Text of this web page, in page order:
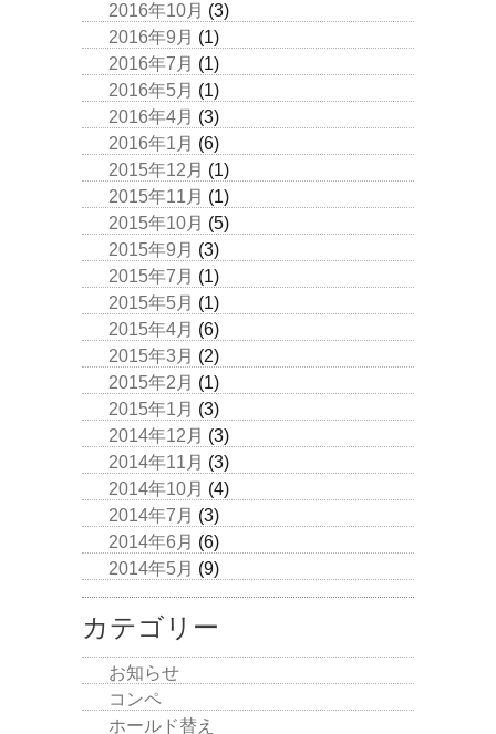
2016年10月 (3)
2016年9月 (1)
2016年7月 (1)
2016年5月 (1)
2016年4月 (3)
2016年1月 (6)
2015年12月 (1)
2015年11月 (1)
2015年10月 (5)
2015年9月 (3)
2015年7月 (1)
2015年5月 (1)
2015年4月 (6)
2015年3月 (2)
2015年2月 (1)
2015年1月 (3)
2014年12月 (3)
2014年11月 (3)
2014年10月 (4)
2014年7月 (3)
2014年6月 (6)
2014年5月 (9)
カテゴリー
お知らせ
コンペ
ホールド替え